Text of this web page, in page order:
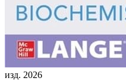
изд. 2026